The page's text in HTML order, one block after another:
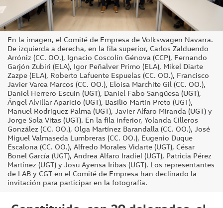
En la imagen, el Comité de Empresa de Volkswagen Navarra.
De izquierda a derecha, en la fila superior, Carlos Zalduendo
Arróniz (CC. OO.), Ignacio Coscolín Génova (CCP), Fernando
Garjón Zubiri (ELA), Igor Peñalver Primo (ELA), Mikel Diarte
Zazpe (ELA), Roberto Lafuente Espuelas (CC. OO.), Francisco
Javier Varea Marcos (CC. OO.), Eloisa Marchite Gil (CC. OO.),
Daniel Herrero Escuin (UGT), Daniel Fabo Sangüesa (UGT),
Ángel Alvillar Aparicio (UGT), Basilio Martín Preto (UGT),
Manuel Rodríguez Palma (UGT), Javier Alfaro Miranda (UGT) y
Jorge Sola Vitas (UGT). En la fila inferior, Yolanda Cilleros
González (CC. OO.), Olga Martínez Barandalla (CC. OO.), José
Miguel Valmaseda Lumbreras (CC. OO.), Eugenio Duque
Escalona (CC. OO.), Alfredo Morales Vidarte (UGT), César
Bonel García (UGT), Andrea Alfaro Iradiel (UGT), Patricia Pérez
Martínez (UGT) y Josu Ayensa Iribas (UGT). Los representantes
de LAB y CGT en el Comité de Empresa han declinado la
invitación para participar en la fotografía.